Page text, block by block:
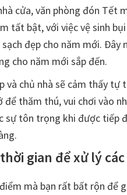
cửa, văn phòng đón Tết
tất bật, với việc vệ sinh
đẹp cho năm mới.
cho năm mới sắp đến.
và chủ nhà sẽ cảm thấy
để thăm thú, vui chơi vào
sự tôn trọng khi được tiếp
gian để xử lý
mà bạn rất bất rộn để